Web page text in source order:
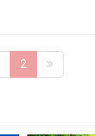
2